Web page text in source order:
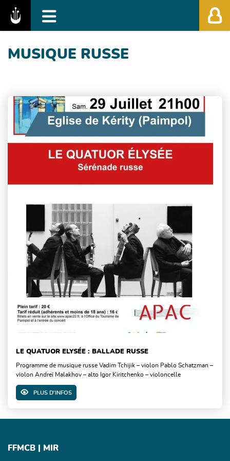
Fédération des Festivals de Musique
MUSIQUE RUSSE
LE QUATUOR ELYSÉE : BALLADE RUSSE
Programme de musique russe Vadim Tchijik – violon Pablo Schatzman –
violon Andreï Malakhov – alto Igor Kiritchenko – violoncelle
PLUS D'INFOS
FFMCB | MIR